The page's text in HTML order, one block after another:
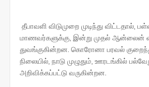
தீபாவளி விடுமுறை முடிந்து விட்டதால்,
மாணவர்களுக்கு, இன்று முதல் ஆன்லைன்
துவங்குகின்றன. கொரோனா பரவல்
நிலையில், நாடு முழுதும், ஊரடங்கில்
அறிவிக்கப்பட்டு வருகின்றன.